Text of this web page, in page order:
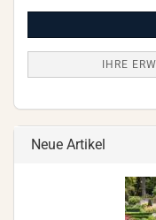
Artikel
IHRE
Neue Artikel